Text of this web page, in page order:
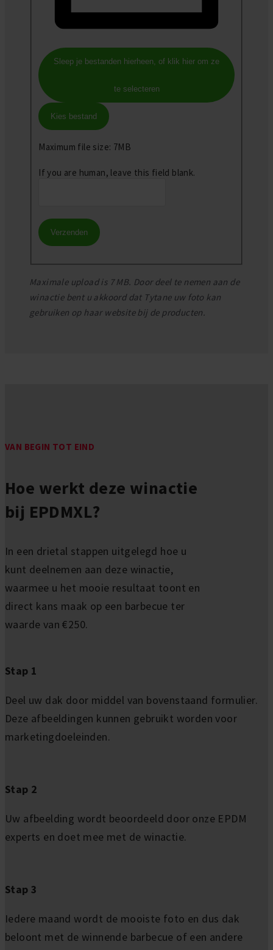
Sleep je bestanden hierheen, of klik hier om ze
te selecteren
Kies bestand
Maximum file size: 7MB
If you are human, leave this field blank.
Verzenden
Maximale upload is 7 MB. Door deel te nemen aan de
winactie bent u akkoord dat Tytane uw foto kan
gebruiken op haar website bij de producten.
VAN BEGIN TOT EIND
Hoe werkt deze winactie
bij EPDMXL?
In een drietal stappen uitgelegd hoe u
kunt deelnemen aan deze winactie,
waarmee u het mooie resultaat toont en
direct kans maak op een barbecue ter
waarde van €250.
Stap 1
Deel uw dak door middel van bovenstaand formulier.
Deze afbeeldingen kunnen gebruikt worden voor
marketingdoeleinden.
Stap 2
Uw afbeelding wordt beoordeeld door onze EPDM
experts en doet mee met de winactie.
Stap 3
Iedere maand wordt de mooiste foto en dus dak
beloont met de winnende barbecue of een andere